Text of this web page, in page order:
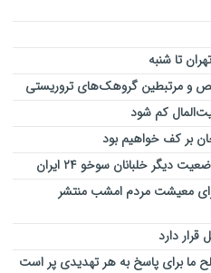
تا شنبه
کم شود
بر کف خواهیم بود
خلبانان سوخو ۲۴ ایران
معیشت مردم امشب منتشر
دارد
ما برای پاسخ به هر تهدیدی پر است